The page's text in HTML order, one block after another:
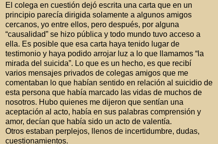
El colega en cuestión dejó escrita una carta que en un
principio parecía dirigida solamente a algunos amigos
cercanos, yo entre ellos, pero después, por alguna
“causalidad” se hizo pública y todo mundo tuvo acceso a
ella. Es posible que esa carta haya tenido lugar de
testimonio y haya podido arrojar luz a lo que llamamos “la
mirada del suicida”. Lo que es un hecho, es que recibí
varios mensajes privados de colegas amigos que me
comentaban lo que habían sentido en relación al suicidio de
esta persona que había marcado las vidas de muchos de
nosotros. Hubo quienes me dijeron que sentían una
aceptación al acto, había en sus palabras comprensión y
amor, decían que había sido un acto de valentía.
Otros estaban perplejos, llenos de incertidumbre, dudas,
cuestionamientos.